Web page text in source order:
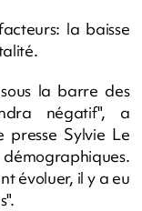
la baisse
la barre des
négatif", a
presse Sylvie Le
évoluer, il y a eu